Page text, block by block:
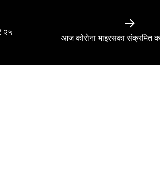
२५
Next
आज कोरोना भाइरसका संक्रमित